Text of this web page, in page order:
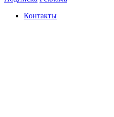
Контакты